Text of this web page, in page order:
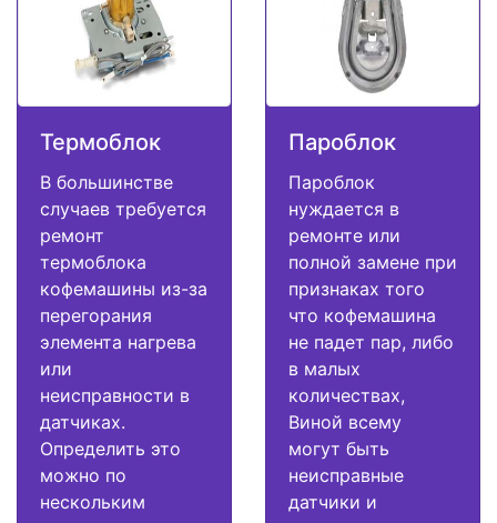
Термоблок
В большинстве
случаев требуется
ремонт
термоблока
кофемашины из-за
перегорания
элемента нагрева
или
неисправности в
датчиках.
Определить это
можно по
нескольким
Пароблок
Пароблок
нуждается в
ремонте или
полной замене при
признаках того
что кофемашина
не падет пар, либо
в малых
количествах,
Виной всему
могут быть
неисправные
датчики и